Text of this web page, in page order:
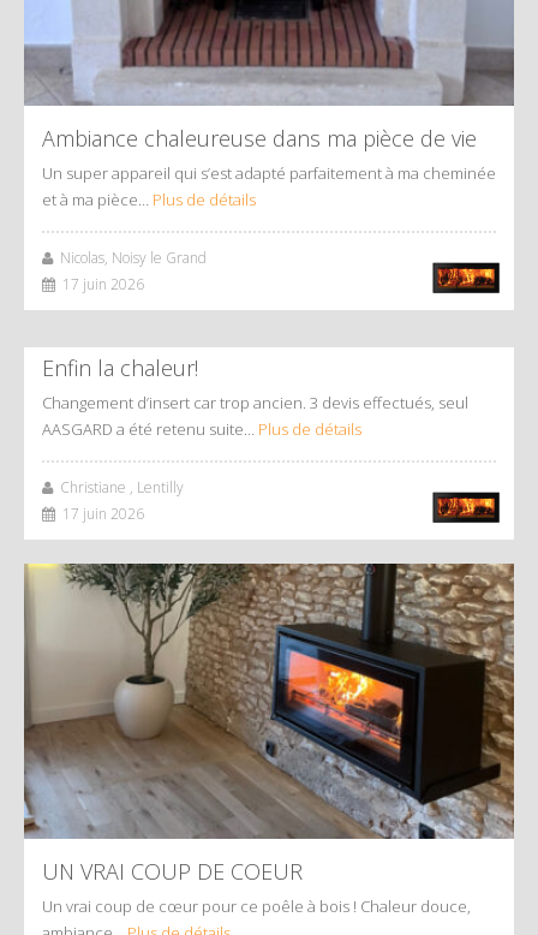
Ambiance chaleureuse dans ma pièce de vie
Un super appareil qui s’est adapté parfaitement à ma cheminée
et à ma pièce… Plus de détails
Nicolas, Noisy le Grand
17 juin 2026
Enfin la chaleur!
Changement d’insert car trop ancien. 3 devis effectués, seul
AASGARD a été retenu suite… Plus de détails
Christiane , Lentilly
17 juin 2026
UN VRAI COUP DE COEUR
Un vrai coup de cœur pour ce poêle à bois ! Chaleur douce,